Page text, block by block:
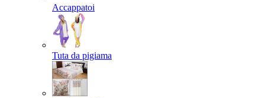
Accappatoi
Tuta da pigiama